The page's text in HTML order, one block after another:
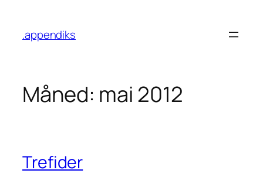
innhold
.appendiks
Måned: mai 2012
Trefider